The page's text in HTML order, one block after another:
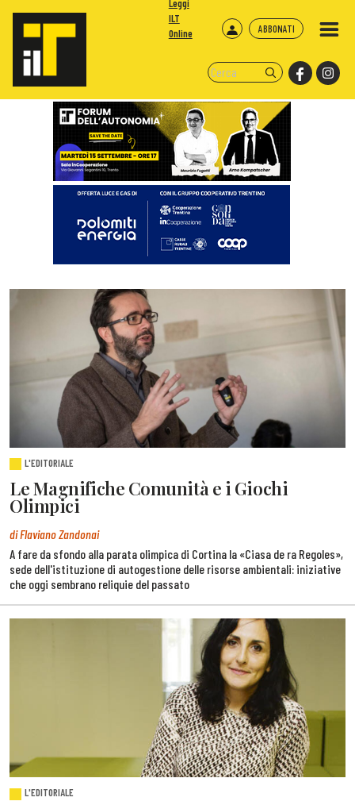
ABBONATI
Leggi
ILT
Online
L'EDITORIALE
Le Magnifiche Comunità e i Giochi
Olimpici
di Flaviano Zandonai
A fare da sfondo alla parata olimpica di Cortina la «Ciasa de ra Regoles»,
sede dell'istituzione di autogestione delle risorse ambientali: iniziative
che oggi sembrano reliquie del passato
L'EDITORIALE